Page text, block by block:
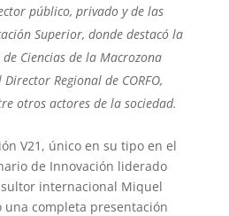
público, privado y de las
Superior, donde destacó la
Ciencias de la Macrozona
Regional de CORFO,
otros actores de la sociedad.
V21, único en su tipo en el
de Innovación liderado
internacional Miquel
una completa presentación